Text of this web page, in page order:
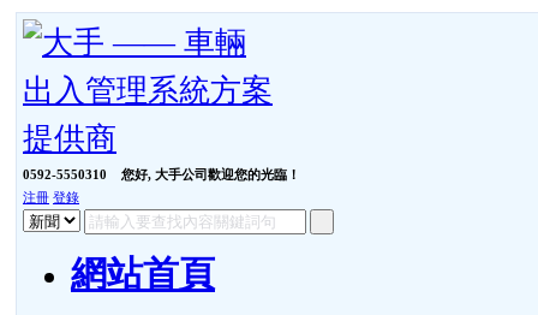
0592-5550310 您好, 大手公司歡迎您的光臨！
注冊 登錄
網站首頁